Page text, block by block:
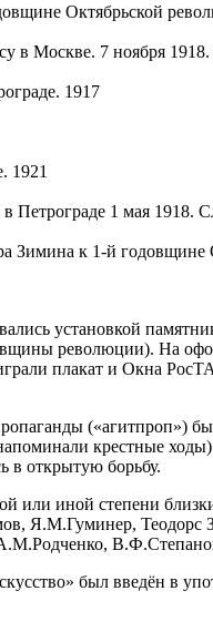
Октябрьской
в Москве. 7 ноября
1917
1921
1 мая 1918.
Зимина к 1-й годовщине
установкой
революции). На
плакат и Окна
(«агитпроп»)
крестные
в открытую борьбу.
или иной степени
Я.М.Гуминер,
был введён в